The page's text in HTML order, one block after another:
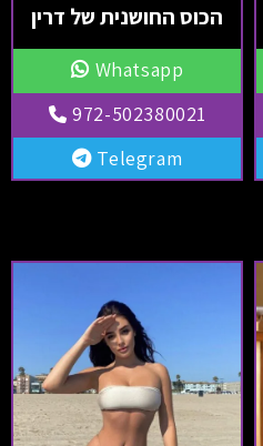
הכוס החושנית של דרין
Whatsapp
972-502380021
Telegram